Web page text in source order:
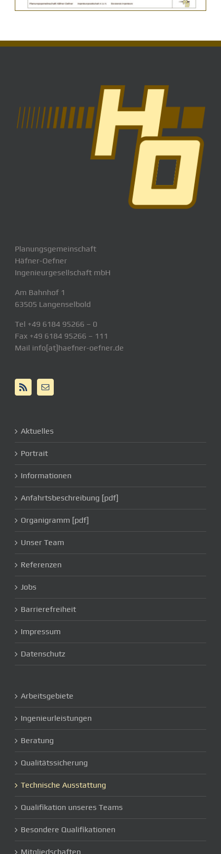
Planungsgemeinschaft
Häfner-Oefner
Ingenieurgesellschaft mbH
Am Bahnhof 1
63505 Langenselbold
Tel +49 6184 95266 – 0
Fax +49 6184 95266 – 111
Mail info[at]haefner-oefner.de
Aktuelles
Portrait
Informationen
Anfahrtsbeschreibung [pdf]
Organigramm [pdf]
Unser Team
Referenzen
Jobs
Barrierefreiheit
Impressum
Datenschutz
Arbeitsgebiete
Ingenieurleistungen
Beratung
Qualitätssicherung
Technische Ausstattung
Qualifikation unseres Teams
Besondere Qualifikationen
Mitgliedschaften